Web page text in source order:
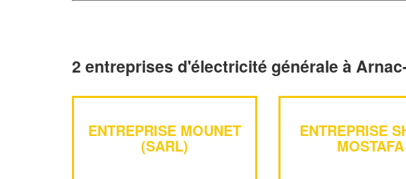
2 entreprises d'électricité générale à
ENTREPRISE MOUNET
(SARL)
ENTREPRISE
MOSTAFA